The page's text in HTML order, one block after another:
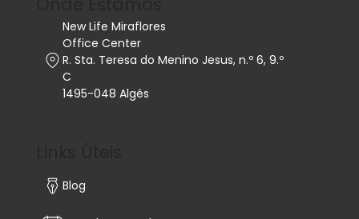
New Life Miraflores
Office Center
R. Sta. Teresa do Menino Jesus, n.º 6, 9.º
C
1495-048 Algés
Blog